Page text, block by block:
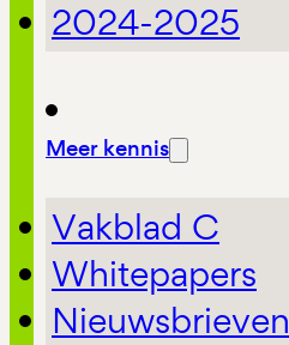
2024-2025
Meer kennis
Vakblad C
Whitepapers
Nieuwsbrieven